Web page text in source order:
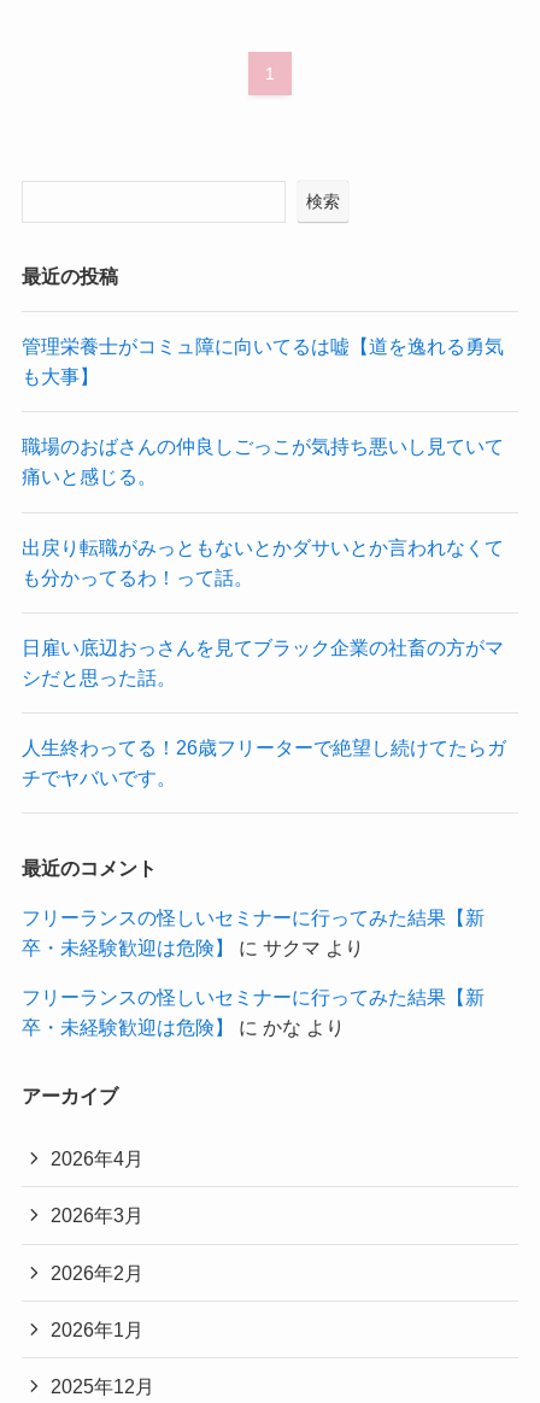
1
検索
最近の投稿
管理栄養士がコミュ障に向いてるは嘘【道を逸れる勇気
も大事】
職場のおばさんの仲良しごっこが気持ち悪いし見ていて
痛いと感じる。
出戻り転職がみっともないとかダサいとか言われなくて
も分かってるわ！って話。
日雇い底辺おっさんを見てブラック企業の社畜の方がマ
シだと思った話。
人生終わってる！26歳フリーターで絶望し続けてたらガ
チでヤバいです。
最近のコメント
フリーランスの怪しいセミナーに行ってみた結果【新
卒・未経験歓迎は危険】
に サクマ より
フリーランスの怪しいセミナーに行ってみた結果【新
卒・未経験歓迎は危険】
に かな より
アーカイブ
2026年4月
2026年3月
2026年2月
2026年1月
2025年12月